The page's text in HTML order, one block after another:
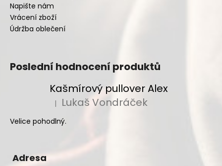
Napište nám
Vrácení zboží
Údržba oblečení
Poslední hodnocení produktů
Kašmírový pullover Alex
Hodnocení produktu je 5 z 5 hvězdiček.
| Lukaš Vondráček
Velice pohodlný.
Adresa